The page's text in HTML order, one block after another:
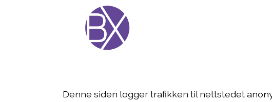
Denne siden logger trafikken til nettstedet